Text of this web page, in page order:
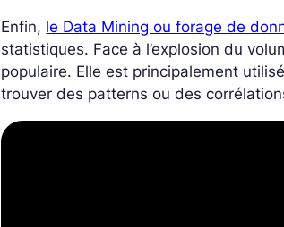
Enfin, le Data Mining ou forage de
statistiques. Face à l’explosion du
populaire. Elle est principalement
trouver des patterns ou des